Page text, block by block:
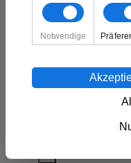
1
2
Notwendige